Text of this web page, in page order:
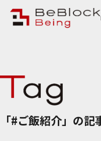
「#ご飯紹介」の記